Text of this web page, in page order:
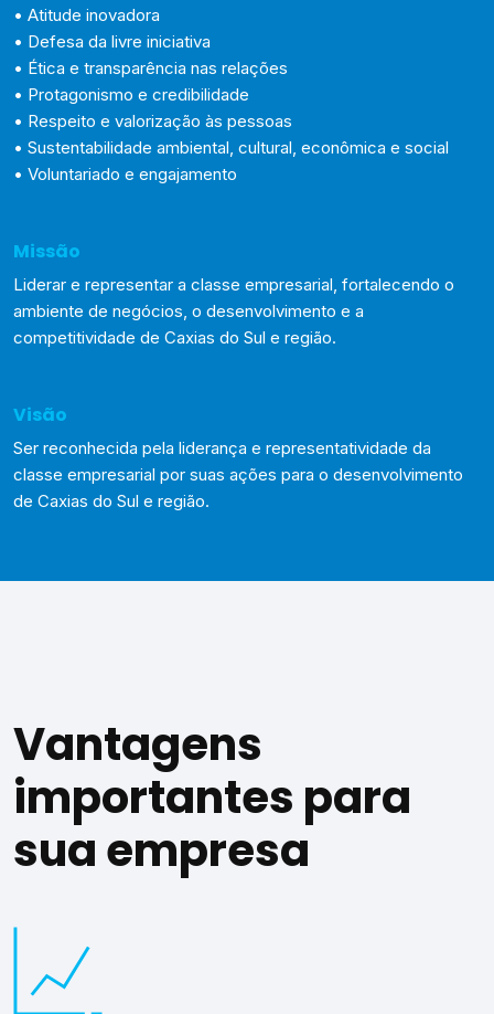
• Atitude inovadora
• Defesa da livre iniciativa
• Ética e transparência nas relações
• Protagonismo e credibilidade
• Respeito e valorização às pessoas
• Sustentabilidade ambiental, cultural, econômica e social
• Voluntariado e engajamento
Missão
Liderar e representar a classe empresarial, fortalecendo o
ambiente de negócios, o desenvolvimento e a
competitividade de Caxias do Sul e região.
Visão
Ser reconhecida pela liderança e representatividade da
classe empresarial por suas ações para o desenvolvimento
de Caxias do Sul e região.
Vantagens
importantes para
sua empresa